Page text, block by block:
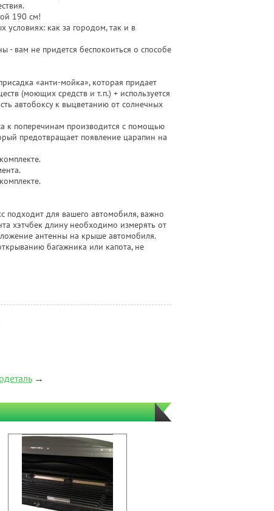
190 см!
как за городом, так и в
вам не придется беспокоиться о способе
«анти-мойка», которая придает
(моющих средств и т.п.) + используется
автобоксу к выцветанию от солнечных
к поперечинам производится с помощью
предотвращает появление царапин на
для вашего автомобиля, важно
хэтчбек длину необходимо измерять от
антенны на крыше автомобиля.
багажника или капота, не
→